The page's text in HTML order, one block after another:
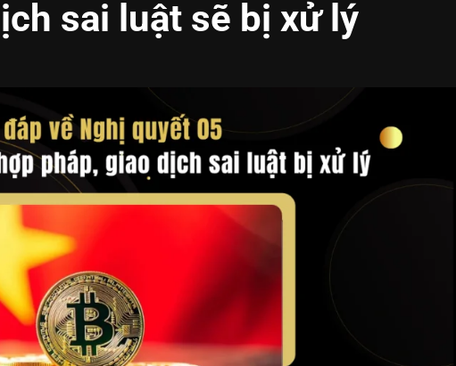
sai luật sẽ bị xử lý